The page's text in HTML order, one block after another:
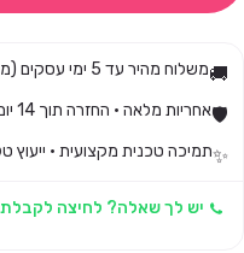
🚚משלוח מהיר עד 5 ימי עסקים (מגיע בד״כ עד 3)
🛡️אחריות מלאה · החזרה תוך 14 יום לפי חוק הגנת הצרכן
✨תמיכה טכנית מקצועית · ייעוץ
יש לך שאלה? לחיצה